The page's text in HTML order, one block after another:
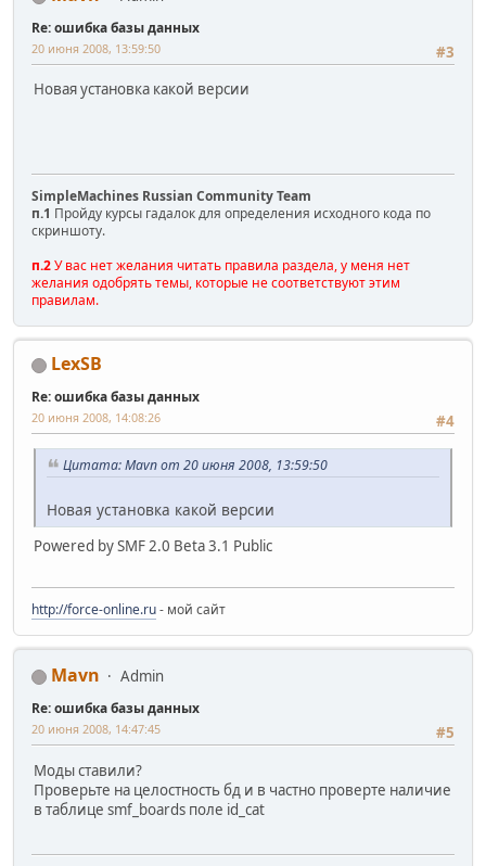
Re: ошибка базы данных
#3
20 июня 2008, 13:59:50
Новая установка какой версии
SimpleMachines Russian Community Team
п.1 Пройду курсы гадалок для определения исходного кода по
скриншоту.
п.2У вас нет желания читать правила раздела, у меня нет
желания одобрять темы, которые не соответствуют этим
правилам.
LexSB
Re: ошибка базы данных
#4
20 июня 2008, 14:08:26
Цитата: Mavn от 20 июня 2008, 13:59:50
Новая установка какой версии
Powered by SMF 2.0 Beta 3.1 Public
http://force-online.ru- мой сайт
Mavn Admin
Re: ошибка базы данных
#5
20 июня 2008, 14:47:45
Моды ставили?
Проверьте на целостность бд и в частно проверте наличие
в таблице smf_boards поле id_cat